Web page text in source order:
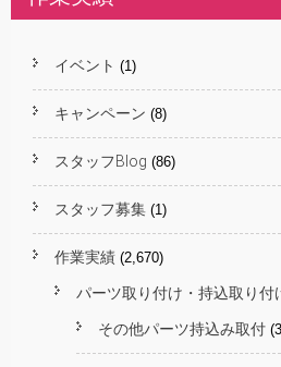
イベント (1)
キャンペーン (8)
スタッフBlog (86)
スタッフ募集 (1)
作業実績 (2,670)
パーツ取り付け・持込取り付
その他パーツ持込み取付